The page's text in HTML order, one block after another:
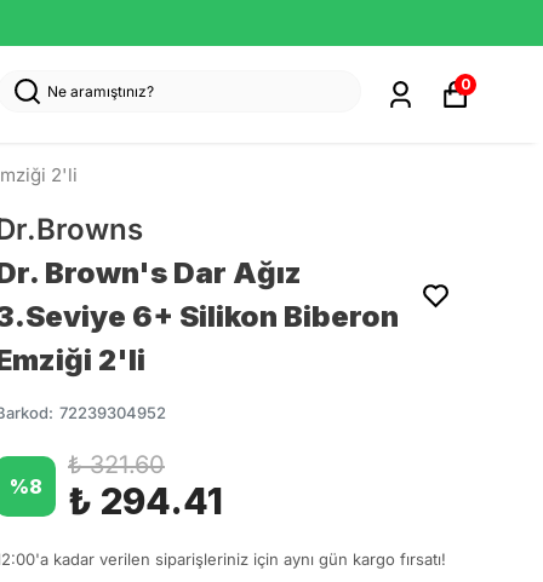
0
2'li
Brown's Dar Ağız
6+ Silikon Biberon
2'li
: 72239304952
%8
₺ 321.60
₺ 294.41
kadar verilen siparişleriniz için aynı gün kargo fırsatı!